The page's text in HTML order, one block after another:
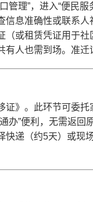
理”，进入“便民
息准确性或联系
或租赁凭证用于
人也需到场。准迁
》。此环节可委
办”便利，无需返
递（约5天）或现